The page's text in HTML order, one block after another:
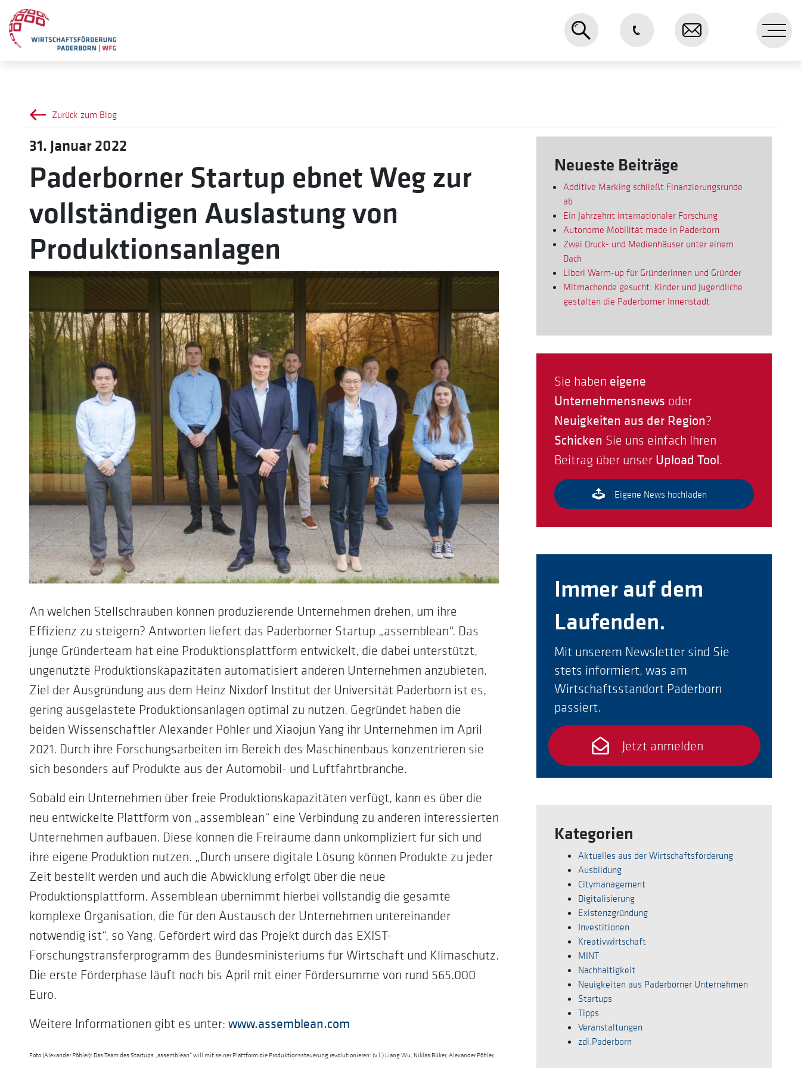
Zurück zum Blog
31. Januar 2022
Paderborner Startup ebnet Weg zur
vollständigen Auslastung von
Produktionsanlagen
An welchen Stellschrauben können produzierende Unternehmen drehen, um ihre
Effizienz zu steigern? Antworten liefert das Paderborner Startup „assemblean“. Das
junge Gründerteam hat eine Produktionsplattform entwickelt, die dabei unterstützt,
ungenutzte Produktionskapazitäten automatisiert anderen Unternehmen anzubieten.
Ziel der Ausgründung aus dem Heinz Nixdorf Institut der Universität Paderborn ist es,
gering ausgelastete Produktionsanlagen optimal zu nutzen. Gegründet haben die
beiden Wissenschaftler Alexander Pöhler und Xiaojun Yang ihr Unternehmen im April
2021. Durch ihre Forschungsarbeiten im Bereich des Maschinenbaus konzentrieren sie
sich besonders auf Produkte aus der Automobil- und Luftfahrtbranche.
Sobald ein Unternehmen über freie Produktionskapazitäten verfügt, kann es über die
neu entwickelte Plattform von „assemblean“ eine Verbindung zu anderen interessierten
Unternehmen aufbauen. Diese können die Freiräume dann unkompliziert für sich und
ihre eigene Produktion nutzen. „Durch unsere digitale Lösung können Produkte zu jeder
Zeit bestellt werden und auch die Abwicklung erfolgt über die neue
Produktionsplattform. Assemblean übernimmt hierbei vollständig die gesamte
komplexe Organisation, die für den Austausch der Unternehmen untereinander
notwendig ist“, so Yang. Gefördert wird das Projekt durch das EXIST-
Forschungstransferprogramm des Bundesministeriums für Wirtschaft und Klimaschutz.
Die erste Förderphase läuft noch bis April mit einer Fördersumme von rund 565.000
Euro.
Weitere Informationen gibt es unter: www.assemblean.com
Foto (Alexander Pöhler): Das Team des Startups „assemblean“ will mit seiner Plattform die Produktionssteuerung revolutionieren: (v.l.) Liang Wu, Niklas Büker, Alexander Pöhler,
Neueste Beiträge
Additive Marking schließt Finanzierungsrunde
ab
Ein Jahrzehnt internationaler Forschung
Autonome Mobilität made in Paderborn
Zwei Druck- und Medienhäuser unter einem
Dach
Libori Warm-up für Gründerinnen und Gründer
Mitmachende gesucht: Kinder und Jugendliche
gestalten die Paderborner Innenstadt
Sie haben eigene
Unternehmensnews oder
Neuigkeiten aus der Region?
Schicken Sie uns einfach Ihren
Beitrag über unser Upload Tool.
Eigene News hochladen
Immer auf dem
Laufenden.
Mit unserem Newsletter sind Sie
stets informiert, was am
Wirtschaftsstandort Paderborn
passiert.
Jetzt anmelden
Kategorien
Aktuelles aus der Wirtschaftsförderung
Ausbildung
Citymanagement
Digitalisierung
Existenzgründung
Investitionen
Kreativwirtschaft
MINT
Nachhaltigkeit
Neuigkeiten aus Paderborner Unternehmen
Startups
Tipps
Veranstaltungen
zdi.Paderborn